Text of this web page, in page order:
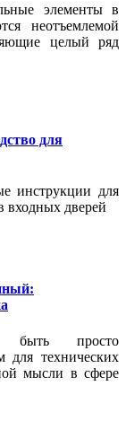
элементы в
неотъемлемой
целый ряд
для
инструкции для
входных дверей
быть просто
для технических
мысли в сфере